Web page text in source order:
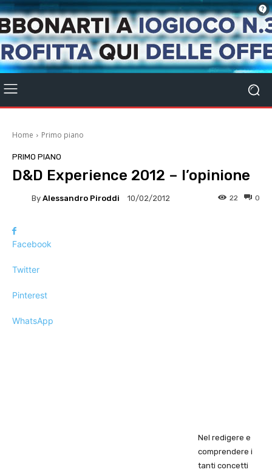
Home Primo piano
PRIMO PIANO
D&D Experience 2012 – l’opinione
By Alessandro Piroddi 10/02/2012 0
22
Facebook
Twitter
Pinterest
WhatsApp
Nel redigere e
comprendere i
tanti concetti